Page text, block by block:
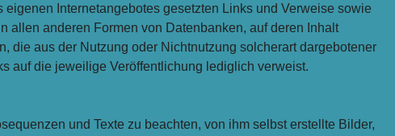
Internetangebotes gesetzten Links und Verweise sowie
allen anderen Formen von Datenbanken, auf deren Inhalt
die aus der Nutzung oder Nichtnutzung solcherart dargebotener
auf die jeweilige Veröffentlichung lediglich verweist.
und Texte zu beachten, von ihm selbst erstellte Bilder,